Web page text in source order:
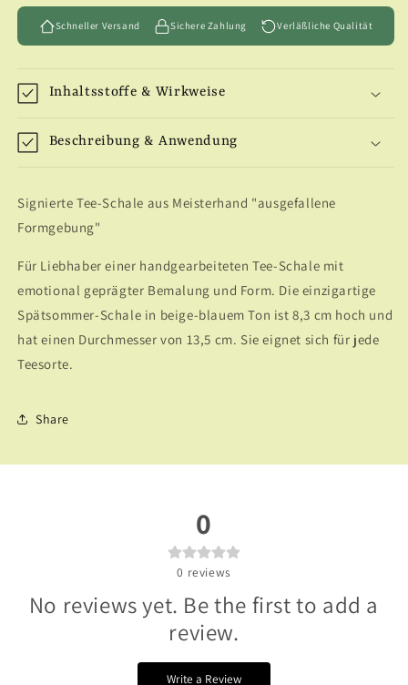
Formgebung&quot;Formgebung&quot;
Schneller Versand Sichere Zahlung Verläßliche Qualität
Inhaltsstoffe & Wirkweise
Beschreibung & Anwendung
Signierte Tee-Schale aus Meisterhand "ausgefallene
Formgebung"
Für Liebhaber einer handgearbeiteten Tee-Schale mit
emotional geprägter Bemalung und Form. Die einzigartige
Spätsommer-Schale in beige-blauem Ton ist 8,3 cm hoch und
hat einen Durchmesser von 13,5 cm. Sie eignet sich für jede
Teesorte.
Share
0
0 reviews
No reviews yet. Be the first to add a
review.
Write a Review